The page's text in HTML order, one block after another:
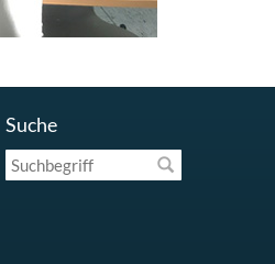
Suche
Suchbegriff